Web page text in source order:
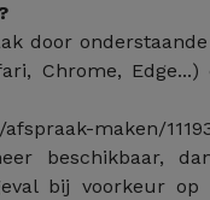
door
Chrome,
maken/
beschikbaar,
bij voorkeur